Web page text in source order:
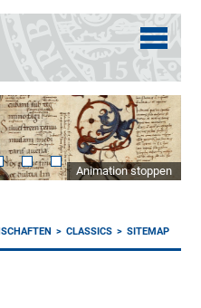
Animation stoppen
CLASSICS SITEMAP